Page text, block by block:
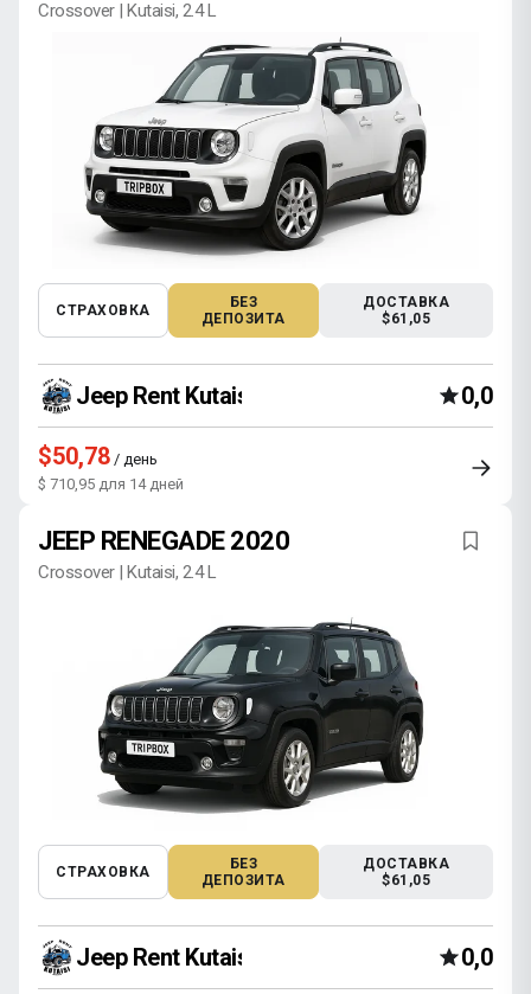
Crossover | Kutaisi, 2.4 L
СТРАХОВКА
БЕЗ
ДЕПОЗИТА
ДОСТАВКА
$61,05
Jeep Rent Kutaisi 0,0
$50,78 / день
$ 710,95 для 14 дней
JEEP RENEGADE 2020
Crossover | Kutaisi, 2.4 L
СТРАХОВКА
БЕЗ
ДЕПОЗИТА
ДОСТАВКА
$61,05
Jeep Rent Kutaisi 0,0